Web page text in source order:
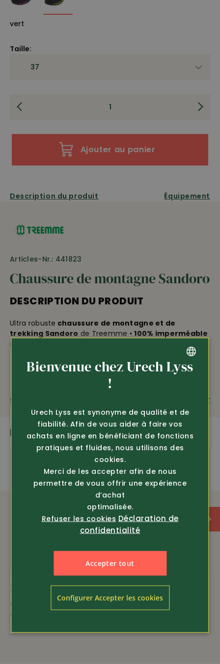
vert
Taille:
Ajouter au panier
Description du produit Équipement
Articles-Nr.: 441823
Chaussure de montagne Sandoro
DESCRIPTION DU PRODUIT
Ultra robuste chaussure de montagne et de
trekking Sandoro de Treemme •100% imperméable
grâce à la membrane Aquastop • doublure respirante
en textile • solide matériel microfibre renforcé de kevlar
• bordure de protection en caoutchouc •semelle
Vibram adhérentepour la meilleure tenue • semelle
intermédiaire amortissante en PU • lit plantaire
imperméable
Questions sur le produit Recommander
PLUS DE PRODUITS PASSIONNANTS
Article 450353
Chaussure de travail et
de montagne Gial...
275.-
Article 445532
Treemme
Chaussure de
329.-
GERMAN
Bienvenue chez Urech Lyss
!
Urech Lyss est synonyme de qualité et de
fiabilité. Afin de vous aider à faire vos
achats en ligne en bénéficiant de fonctions
pratiques et fluides, nous utilisons des
cookies.
Merci de les accepter afin de nous
permettre de vous offrir une expérience
d’achat
optimalisée.
Refuser les cookies Déclaration de
confidentialité
Accepter tout
Configurer Accepter les cookies